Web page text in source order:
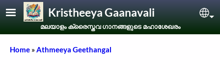
Skip to main contentKristheeya Gaanavali
മലയാളം ക്രൈസ്തവ ഗാനങ്ങളുടെ മഹാശേഖരം
Breadcrumb
Home Athmeeya Geethangal